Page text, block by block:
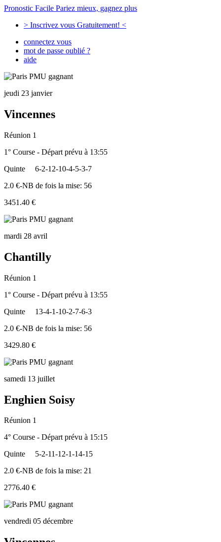
Pronostic Facile Pariez mieux, gagnez plus
> Inscrivez vous Gratuitement! <
connectez vous
mot de passe oublié ?
aide
jeudi 23 janvier
Vincennes
Réunion 1
1° Course - Départ prévu à 13:55
Quinte
6-2-12-10-4-5-3-7
2.0 €-NB de fois la mise: 56
3451.40 €
mardi 28 avril
Chantilly
Réunion 1
1° Course - Départ prévu à 13:55
Quinte
13-4-1-10-2-7-6-3
2.0 €-NB de fois la mise: 56
3429.80 €
samedi 13 juillet
Enghien Soisy
Réunion 1
4° Course - Départ prévu à 15:15
Quinte
5-2-11-12-1-14-15
2.0 €-NB de fois la mise: 21
2776.40 €
vendredi 05 décembre